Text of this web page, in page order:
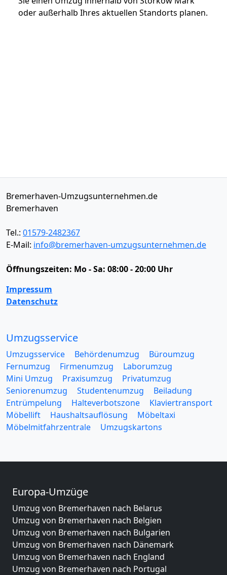
oder außerhalb Ihres aktuellen Standorts planen.
Bremerhaven-Umzugsunternehmen.de
Bremerhaven
Tel.: 01579-2482367
E-Mail: info@bremerhaven-umzugsunternehmen.de
Öffnungszeiten: Mo - Sa: 08:00 - 20:00 Uhr
Impressum
Datenschutz
Umzugsservice
Umzugsservice Behördenumzug
Büroumzug
Fernumzug
Firmenumzug
Laborumzug
Mini Umzug
Praxisumzug
Privatumzug
Seniorenumzug
Studentenumzug
Beiladung
Entrümpelung
Halteverbotszone
Klaviertransport
Möbellift
Haushaltsauflösung
Möbeltaxi
Möbelmitfahrzentrale
Umzugskartons
Europa-Umzüge
Umzug von Bremerhaven nach Belarus
Umzug von Bremerhaven nach Belgien
Umzug von Bremerhaven nach Bulgarien
Umzug von Bremerhaven nach Dänemark
Umzug von Bremerhaven nach England
Umzug von Bremerhaven nach Portugal